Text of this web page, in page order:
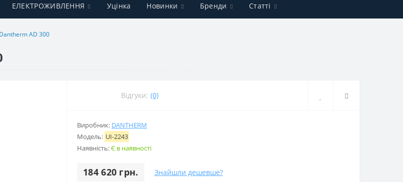
ЕЛЕКТРОЖИВЛЕННЯ Уцінка Новинки Бренди Статті
АD 300
Відгуки: (0)
Виробник: DANTHERM
Модель: UI-2243
Наявність:Є в наявності
184 620 грн. Знайшли дешевше?